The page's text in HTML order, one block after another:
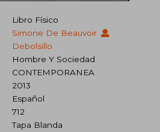
Libro Físico
Simone De Beauvoir
Debolsillo
Hombre Y Sociedad
CONTEMPORANEA
2013
Español
712
Tapa Blanda